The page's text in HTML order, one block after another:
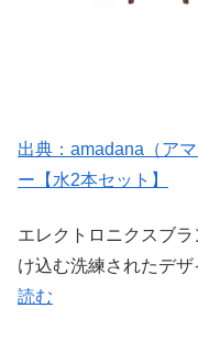
出典：amadana（ア
ー【水2本セット】
エレクトロニクスブ
け込む洗練されたデ
読む